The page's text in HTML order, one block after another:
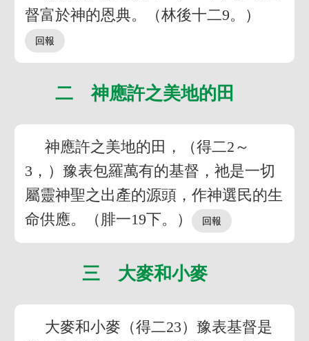
督富於神的恩典。（林後十二9。）
二 神應許之美地的田
神應許之美地的田，（得二2～
3，）豫表包羅萬有的基督，祂是一切
屬靈神聖之出產的源頭，作神選民的生
命供應。（腓一19下。）
三 大麥和小麥
大麥和小麥（得二23）豫表基督是